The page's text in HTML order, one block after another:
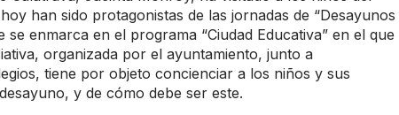
han sido protagonistas de las jornadas de “Desayunos
se enmarca en el programa “Ciudad Educativa” en el que
organizada por el ayuntamiento, junto a
tiene por objeto concienciar a los niños y sus
y de cómo debe ser este.